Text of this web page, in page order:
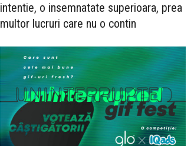
intentie, o insemnatate superioara, prea
multor lucruri care nu o contin